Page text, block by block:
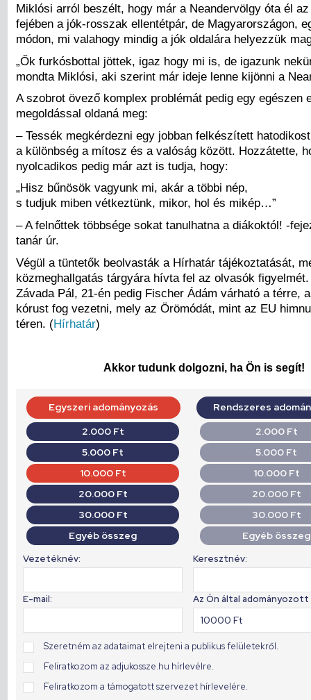
Miklósi arról beszélt, hogy már a Neandervölgy óta él
fejében a jók-rosszak ellentétpár, de Magyarországon,
módon, mi valahogy mindig a jók oldalára helyezzük
„Ők furkósbottal jöttek, igaz hogy mi is, de igazunk
mondta Miklósi, aki szerint már ideje lenne kijönni a
A szobrot övező komplex problémát pedig egy egészen
megoldással oldaná meg:
– Tessék megkérdezni egy jobban felkészített
a különbség a mítosz és a valóság között. Hozzátette,
nyolcadikos pedig már azt is tudja, hogy:
„Hisz bűnösök vagyunk mi, akár a többi nép,
s tudjuk miben vétkeztünk, mikor, hol és mikép…”
– A felnőttek többsége sokat tanulhatna a diákoktól! -
tanár úr.
Végül a tüntetők beolvasták a Hírhatár tájékoztatását,
közmeghallgatás tárgyára hívta fel az olvasók
Závada Pál, 21-én pedig Fischer Ádám várható a térre,
kórust fog vezetni, mely az Örömódát, mint az EU
téren. (Hírhatár)
Akkor tudunk dolgozni, ha Ön is segít!